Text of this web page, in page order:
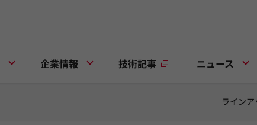
企業情報 技術記事 ニュース
ライン